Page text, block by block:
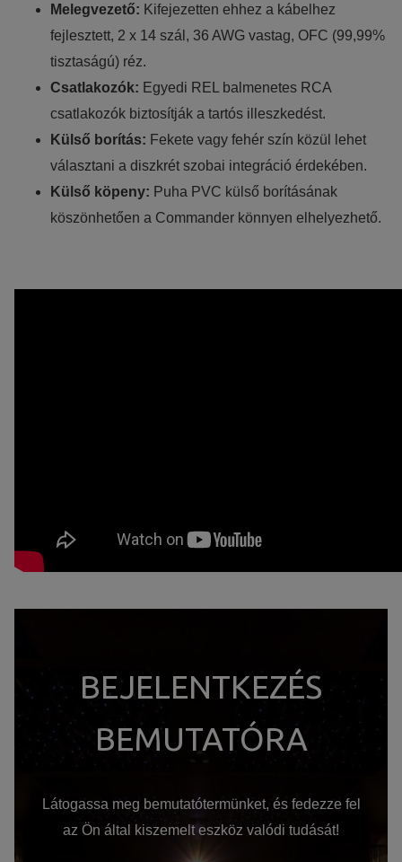
Melegvezető: Kifejezetten ehhez a kábelhez
fejlesztett, 2 x 14 szál, 36 AWG vastag, OFC (99,99%
tisztaságú) réz.
Csatlakozók: Egyedi REL balmenetes RCA
csatlakozók biztosítják a tartós illeszkedést.
Külső borítás: Fekete vagy fehér szín közül lehet
választani a diszkrét szobai integráció érdekében.
Külső köpeny: Puha PVC külső borításának
köszönhetően a Commander könnyen elhelyezhető.
BEJELENTKEZÉS
BEMUTATÓRA
Látogassa meg bemutatótermünket, és fedezze fel
az Ön által kiszemelt eszköz valódi tudását!